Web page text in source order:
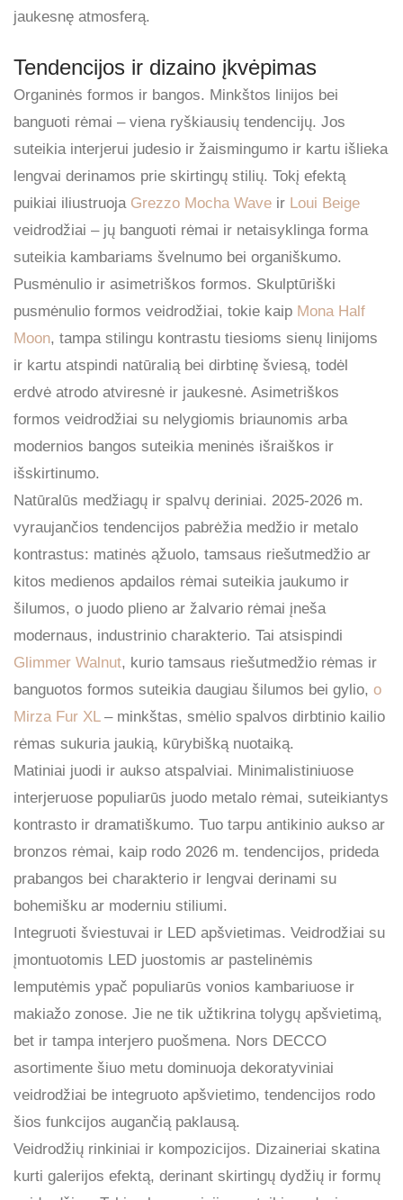
jaukesnę atmosferą.
Tendencijos ir dizaino įkvėpimas
Organinės formos ir bangos. Minkštos linijos bei
banguoti rėmai – viena ryškiausių tendencijų. Jos
suteikia interjerui judesio ir žaismingumo ir kartu išlieka
lengvai derinamos prie skirtingų stilių. Tokį efektą
puikiai iliustruoja Grezzo Mocha Wave ir Loui Beige
veidrodžiai – jų banguoti rėmai ir netaisyklinga forma
suteikia kambariams švelnumo bei organiškumo.
Pusmėnulio ir asimetriškos formos. Skulptūriški
pusmėnulio formos veidrodžiai, tokie kaip Mona Half
Moon, tampa stilingu kontrastu tiesioms sienų linijoms
ir kartu atspindi natūralią bei dirbtinę šviesą, todėl
erdvė atrodo atviresnė ir jaukesnė. Asimetriškos
formos veidrodžiai su nelygiomis briaunomis arba
modernios bangos suteikia meninės išraiškos ir
išskirtinumo.
Natūralūs medžiagų ir spalvų deriniai. 2025-2026 m.
vyraujančios tendencijos pabrėžia medžio ir metalo
kontrastus: matinės ąžuolo, tamsaus riešutmedžio ar
kitos medienos apdailos rėmai suteikia jaukumo ir
šilumos, o juodo plieno ar žalvario rėmai įneša
modernaus, industrinio charakterio. Tai atsispindi
Glimmer Walnut, kurio tamsaus riešutmedžio rėmas ir
banguotos formos suteikia daugiau šilumos bei gylio, o
Mirza Fur XL– minkštas, smėlio spalvos dirbtinio kailio
rėmas sukuria jaukią, kūrybišką nuotaiką.
Matiniai juodi ir aukso atspalviai. Minimalistiniuose
interjeruose populiarūs juodo metalo rėmai, suteikiantys
kontrasto ir dramatiškumo. Tuo tarpu antikinio aukso ar
bronzos rėmai, kaip rodo 2026 m. tendencijos, prideda
prabangos bei charakterio ir lengvai derinami su
bohemišku ar moderniu stiliumi.
Integruoti šviestuvai ir LED apšvietimas. Veidrodžiai su
įmontuotomis LED juostomis ar pastelinėmis
lemputėmis ypač populiarūs vonios kambariuose ir
makiažo zonose. Jie ne tik užtikrina tolygų apšvietimą,
bet ir tampa interjero puošmena. Nors DECCO
asortimente šiuo metu dominuoja dekoratyviniai
veidrodžiai be integruoto apšvietimo, tendencijos rodo
šios funkcijos augančią paklausą.
Veidrodžių rinkiniai ir kompozicijos. Dizaineriai skatina
kurti galerijos efektą, derinant skirtingų dydžių ir formų